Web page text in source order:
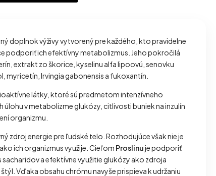
doplnok výživy vytvorený pre každého, kto pravidelne
podporiť ich efektívny metabolizmus. Jeho pokročilá
extrakt zo škorice, kyselinu alfa lipoovú, senovku
myricetín, Irvingia gabonensis a fukoxantín.
látky, ktoré sú predmetom intenzívneho
úlohu v metabolizme glukózy, citlivosti buniek na inzulín
organizmu.
zdroj energie pre ľudské telo. Rozhodujúce však nie je
ich organizmus využije. Cieľom Proslinuje podporiť
a efektívne využitie glukózy ako zdroja
Vďaka obsahu chrómu navyše prispieva k udržaniu